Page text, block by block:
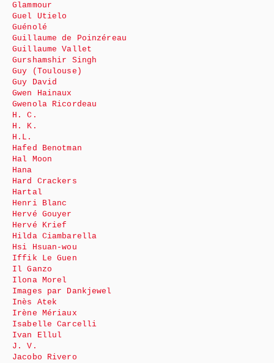
Glammour
Guel Utielo
Guénolé
Guillaume de Poinzéreau
Guillaume Vallet
Gurshamshir Singh
Guy (Toulouse)
Guy David
Gwen Hainaux
Gwenola Ricordeau
H. C.
H. K.
H.L.
Hafed Benotman
Hal Moon
Hana
Hard Crackers
Hartal
Henri Blanc
Hervé Gouyer
Hervé Krief
Hilda Ciambarella
Hsi Hsuan-wou
Iffik Le Guen
Il Ganzo
Ilona Morel
Images par Dankjewel
Inès Atek
Irène Mériaux
Isabelle Carcelli
Ivan Ellul
J. V.
Jacobo Rivero